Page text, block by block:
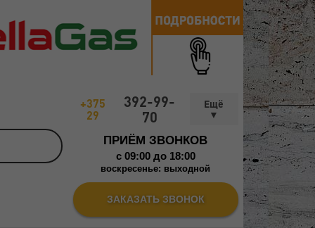
+375
29
392-99-
70
ПРИЁМ ЗВОНКОВ
c 09:00 до 18:00
воскресенье: выходной
ЗАКАЗАТЬ ЗВОНОК